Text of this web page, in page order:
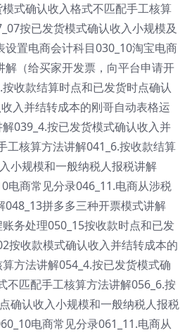
式确认收入格式不匹配手工核算
按已发货模式确认收入小规模及
置电商会计科目030_10淘宝电商
（给买家开发票，向平台申请开
收款结算时点和已发货时点确认
入并结转成本的刚哥自动表格运
039_4.按已发货模式确认收入并
工核算方法讲解041_6.按收款结算
小规模和一般纳税人报税讲解
电商常见分录046_11.电商从涉税
拼多多三种开票模式讲解
务处理050_15按收款时点和已发
按收款模式确认收入并结转成本的
方法讲解054_4.按已发货模式确
不匹配手工核算方法讲解056_6.按
确认收入小规模和一般纳税人报税
电商常见分录061_11.电商从